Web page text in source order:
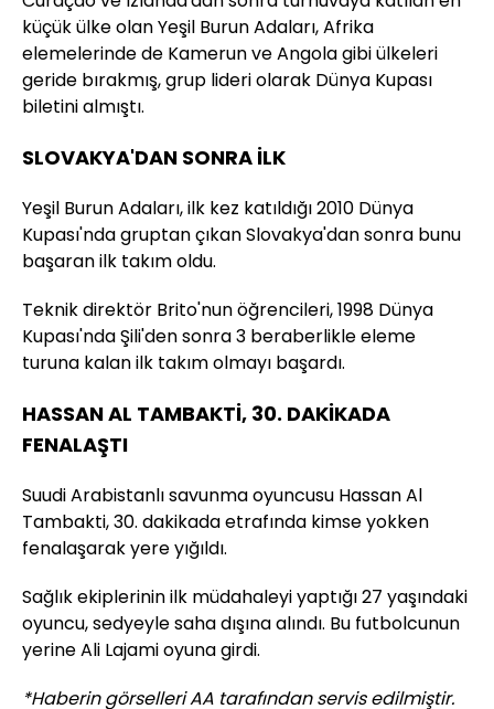
küçük ülke olan Yeşil Burun Adaları, Afrika
elemelerinde de Kamerun ve Angola gibi ülkeleri
geride bırakmış, grup lideri olarak Dünya Kupası
biletini almıştı.
SLOVAKYA'DAN SONRA İLK
Yeşil Burun Adaları, ilk kez katıldığı 2010 Dünya
Kupası'nda gruptan çıkan Slovakya'dan sonra bunu
başaran ilk takım oldu.
Teknik direktör Brito'nun öğrencileri, 1998 Dünya
Kupası'nda Şili'den sonra 3 beraberlikle eleme
turuna kalan ilk takım olmayı başardı.
HASSAN AL TAMBAKTİ, 30. DAKİKADA
FENALAŞTI
Suudi Arabistanlı savunma oyuncusu Hassan Al
Tambakti, 30. dakikada etrafında kimse yokken
fenalaşarak yere yığıldı.
Sağlık ekiplerinin ilk müdahaleyi yaptığı 27 yaşındaki
oyuncu, sedyeyle saha dışına alındı. Bu futbolcunun
yerine Ali Lajami oyuna girdi.
*Haberin görselleri AA tarafından servis edilmiştir.